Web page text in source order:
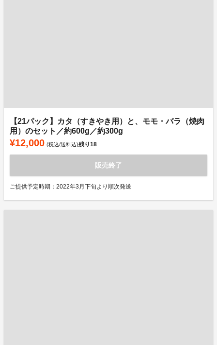
【21パック】カタ（すきやき用）と、モモ・バラ（焼肉
用）のセット／約600g／約300g
¥12,000 (税込/送料込)残り18
販売終了
ご提供予定時期：2022年3月下旬より順次発送